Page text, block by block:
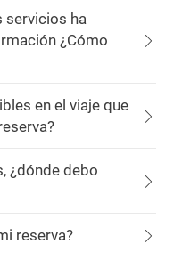
servicios ha
¿Cómo
en el viaje que
¿dónde debo
reserva?